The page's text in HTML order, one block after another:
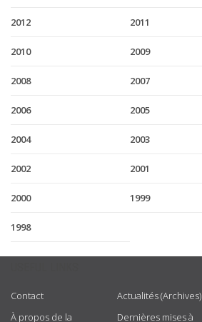
2012 2011
2010 2009
2008 2007
2006 2005
2004 2003
2002 2001
2000 1999
1998
Contact
À propos de la
Actualités (Archives)
Dernières mises à